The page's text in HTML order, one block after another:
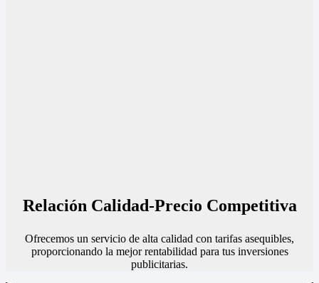
Relación Calidad-Precio Competitiva
Ofrecemos un servicio de alta calidad con tarifas asequibles,
proporcionando la mejor rentabilidad para tus inversiones
publicitarias.